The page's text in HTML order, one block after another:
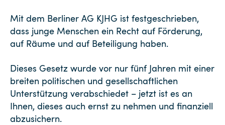
Mit dem Berliner AG KJHG ist festgeschrieben,
dass junge Menschen ein Recht auf Förderung,
auf Räume und auf Beteiligung haben.
Dieses Gesetz wurde vor nur fünf Jahren mit einer
breiten politischen und gesellschaftlichen
Unterstützung verabschiedet – jetzt ist es an
Ihnen, dieses auch ernst zu nehmen und finanziell
abzusichern.